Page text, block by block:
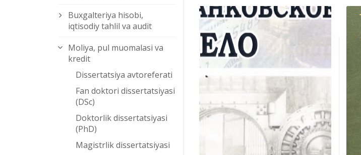
Buxgalteriya hisobi,
iqtisodiy tahlil va audit
Moliya, pul muomalasi va
kredit
Dissertatsiya avtoreferati
Fan doktori dissertatsiyasi
(DSc)
Doktorlik dissertatsiyasi
(PhD)
Magistrlik dissertatsiyasi